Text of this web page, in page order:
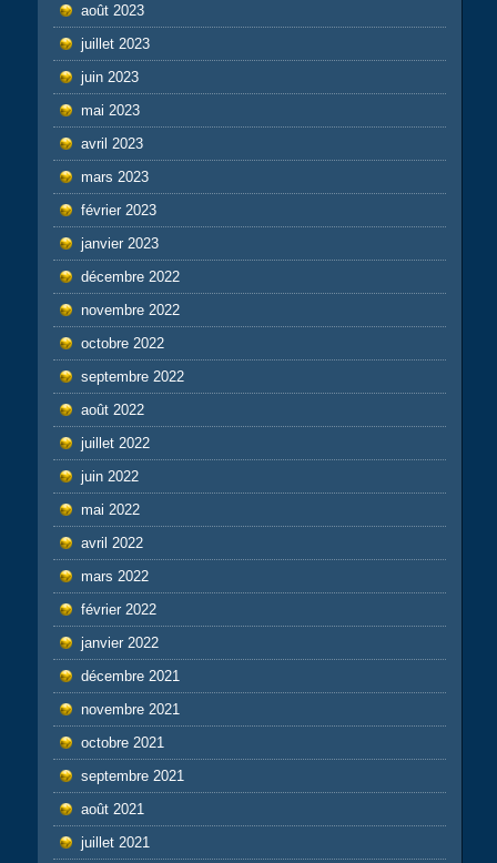
août 2023
juillet 2023
juin 2023
mai 2023
avril 2023
mars 2023
février 2023
janvier 2023
décembre 2022
novembre 2022
octobre 2022
septembre 2022
août 2022
juillet 2022
juin 2022
mai 2022
avril 2022
mars 2022
février 2022
janvier 2022
décembre 2021
novembre 2021
octobre 2021
septembre 2021
août 2021
juillet 2021